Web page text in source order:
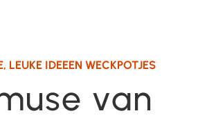
, LEUKE IDEEEN WECKPOTJES
van